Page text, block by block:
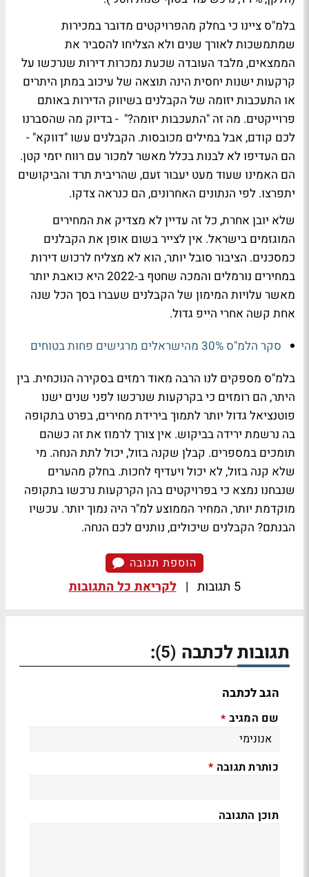
בלמ"ס ציינו כי בחלק מהפרויקטים מדובר במכירות
שמתמשכות לאורך שנים ולא הצליחו להסביר את
הממצאים, מלבד העובדה שכעת נמכרות דירות שנרכשו על
קרקעות ישנות יחסית הינה תוצאה של עיכוב במתן היתרים
או התעכבות יזומה של הקבלנים בשיווק הדירות באותם
פרוייקטים. מה זה "התעכבות יזומה?" - בדיוק מה שהסברנו
לכם קודם, אבל במילים מכובסות. הקבלנים עשו "דווקא" -
הם העדיפו לא לבנות בכלל מאשר למכור עם רווח יזמי קטן.
הם האמינו שעוד מעט יעבור זעם, שהריבית תרד והביקושים
יתפרצו. לפי הנתונים האחרונים, הם כנראה צדקו.
שלא יובן אחרת, כל זה עדיין לא מצדיק את המחירים
המוגזמים בישראל. אין לצייר בשום אופן את הקבלנים
כמסכנים. הציבור סובל יותר, הוא לא מצליח לרכוש דירות
במחירים נורמלים והמכה שחטף ב-2022 היא כואבת יותר
מאשר עלויות המימון של הקבלנים שעברו בסך הכל שנה
אחת קשה אחרי הייפ גדול.
סקר הלמ"ס 30% מהישראלים מרגישים פחות בטוחים
בלמ"ס מספקים לנו הרבה מאוד רמזים בסקירה הנוכחית. בין
היתר, הם רומזים כי בקרקעות שנרכשו לפני שנים ישנו
פוטנציאל גדול יותר לתמוך בירידת מחירים, בפרט בתקופה
בה נרשמת ירידה בביקוש. אין צורך לרמוז את זה כשהם
תומכים במספרים. קבלן שקנה בזול, יכול לתת הנחה. מי
שלא קנה בזול, לא יכול ויעדיף לחכות. בחלק מהערים
שנבחנו נמצא כי בפרויקטים בהן הקרקעות נרכשו בתקופה
מוקדמת יותר, המחיר הממוצע למ"ר היה נמוך יותר. עכשיו
הבנתם? הקבלנים שיכולים, נותנים לכם הנחה.
הוספת תגובה
5 תגובות | לקריאת כל התגובות
תגובות לכתבה (5)
:
הגב לכתבה
שם המגיב *
כותרת תגובה *
תוכן התגובה